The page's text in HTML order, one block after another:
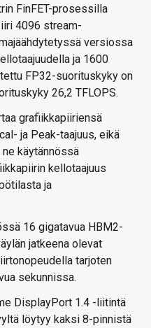
FinFET-prosessilla
4096 stream-
versiossa
ja 1600
FP32-suorituskyky on
26,2 TFLOPS.
grafiikkapiiriensä
ja Peak-taajuus, eikä
käytännössä
kellotaajuus
ja
16 gigatavua HBM2-
jatkeena olevat
tarjoten
sekunnissa.
DisplayPort 1.4 -liitintä
löytyy kaksi 8-pinnistä